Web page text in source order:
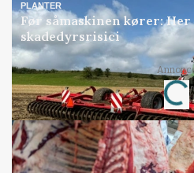
PLANTER
Før såmaskinen kører:
skadedyrsrisici